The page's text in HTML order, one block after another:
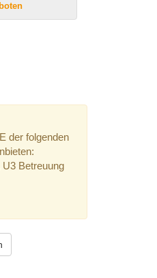
der folgenden
Betreuung